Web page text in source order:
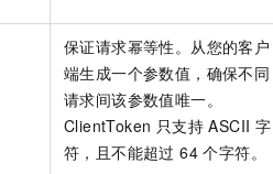
保证请求幂等性。从您的客户
端生成一个参数值，确保不同
请求间该参数值唯一。
ClientToken 只支持 ASCII 字
符，且不能超过 64 个字符。